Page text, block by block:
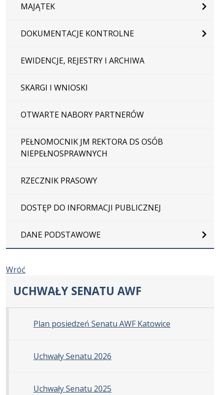
MAJĄTEK
DOKUMENTACJE KONTROLNE
EWIDENCJE, REJESTRY I ARCHIWA
SKARGI I WNIOSKI
OTWARTE NABORY PARTNERÓW
PEŁNOMOCNIK JM REKTORA DS OSÓB
NIEPEŁNOSPRAWNYCH
RZECZNIK PRASOWY
DOSTĘP DO INFORMACJI PUBLICZNEJ
DANE PODSTAWOWE
Wróć
UCHWAŁY SENATU AWF
Plan posiedzeń Senatu AWF Katowice
Uchwały Senatu 2026
Uchwały Senatu 2025